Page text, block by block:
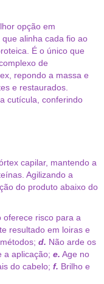
opção em
alinha cada fio ao
É o único que
complexo de
repondo a massa e
e restaurados.
cutícula, conferindo
capilar, mantendo a
Agilizando a
do produto abaixo do
oferece risco para a
resultado em loiras e
d. Não arde os
a aplicação; e. Age no
do cabelo; f. Brilho e